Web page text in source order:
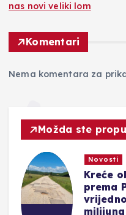
nas novi veliki lom
Komentari
Nema komentara za
Možda ste
Novosti
Isplata